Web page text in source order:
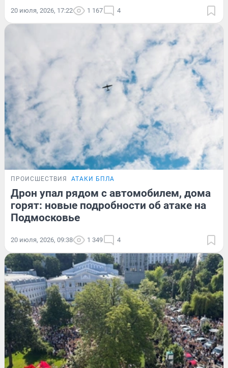
20 июля, 2026, 17:22 1 167 4
ПРОИСШЕСТВИЯ АТАКИ БПЛА
Дрон упал рядом с автомобилем, дома
горят: новые подробности об атаке на
Подмосковье
20 июля, 2026, 09:38 1 349 4